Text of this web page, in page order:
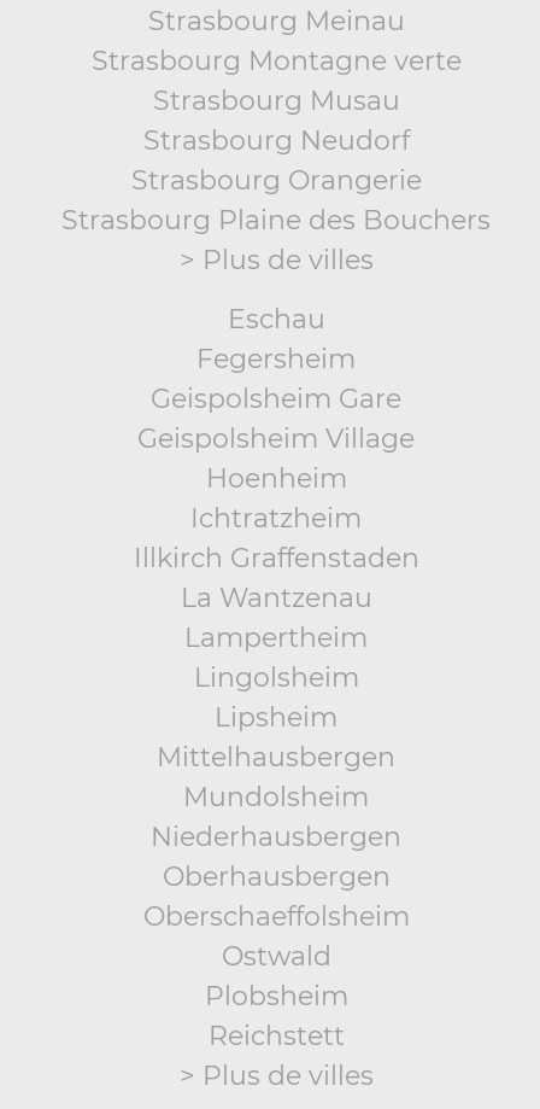
Strasbourg Meinau
Strasbourg Montagne verte
Strasbourg Musau
Strasbourg Neudorf
Strasbourg Orangerie
Strasbourg Plaine des Bouchers
> Plus de villes
Eschau
Fegersheim
Geispolsheim Gare
Geispolsheim Village
Hoenheim
Ichtratzheim
Illkirch Graffenstaden
La Wantzenau
Lampertheim
Lingolsheim
Lipsheim
Mittelhausbergen
Mundolsheim
Niederhausbergen
Oberhausbergen
Oberschaeffolsheim
Ostwald
Plobsheim
Reichstett
> Plus de villes